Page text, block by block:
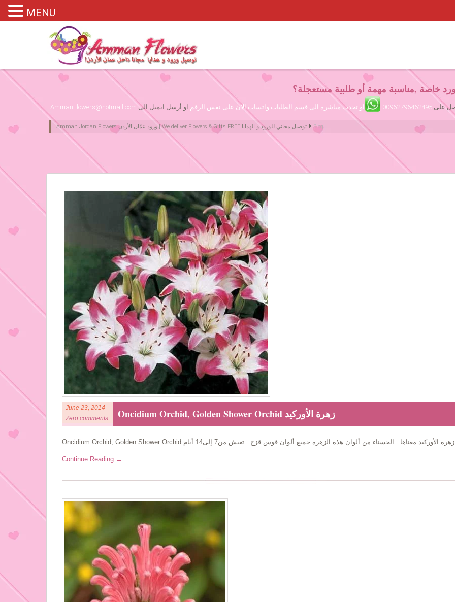
Please assign primary menu in wp-admin->Appearance->Menus
خاصة ,مناسبة مهمة أو طلبية مستعجلة؟
على 00962796462495 او تحدث مباشرة الى قسم الطلبات واتساب الآن على نفس الرقم او أرسل ايميل الى AmmanFlowers@hotmail.com
Amman Jordan Flowers ورود عمّان الأردن | We deliver Flowers & Gifts FREE توصيل مجاني للورود و الهدايا Blog
June 23, 2014
Zero comments
Oncidium Orchid, Golden Shower Orchid زهرة الأوركيد
Continue Reading →
MENU